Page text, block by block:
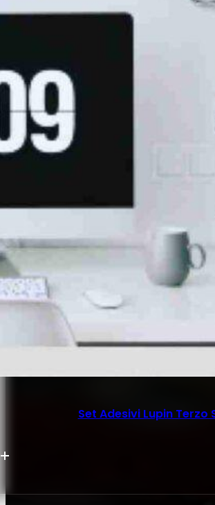
Set Adesivi Lupin Terzo